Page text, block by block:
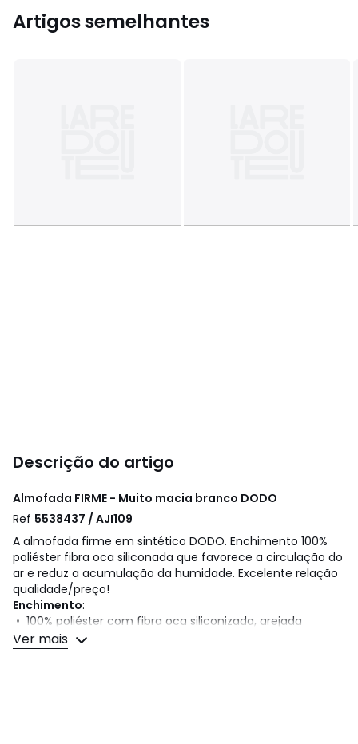
Artigos semelhantes
Descrição do artigo
Almofada FIRME - Muito macia branco DODO
Ref 5538437 / AJI109
A almofada firme em sintético DODO. Enchimento 100%
poliéster fibra oca siliconada que favorece a circulação do
ar e reduz a acumulação da humidade. Excelente relação
qualidade/preço!
Enchimento:
• 100% poliéster com fibra oca siliconizada, arejada
Capa:
Ver mais